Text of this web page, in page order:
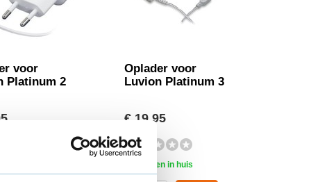
voor
Platinum 2
Oplader voor
Luvion Platinum 3
€ 19,95
Morgen in huis